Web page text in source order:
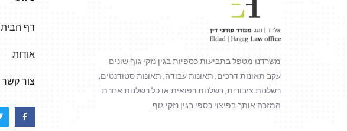
משרדנו מטפל בתביעות כספיות בגין נזקי גוף שונים
עקב תאונות דרכים, תאונות עבודה, תאונות סטודנטים,
רשלנות ציבורית, רשלנות רפואית או כל רשלנות אחרת
המזכה אותך בפיצוי כספי בגין נזקי גוף.
דף הבית
אודות
צור קשר